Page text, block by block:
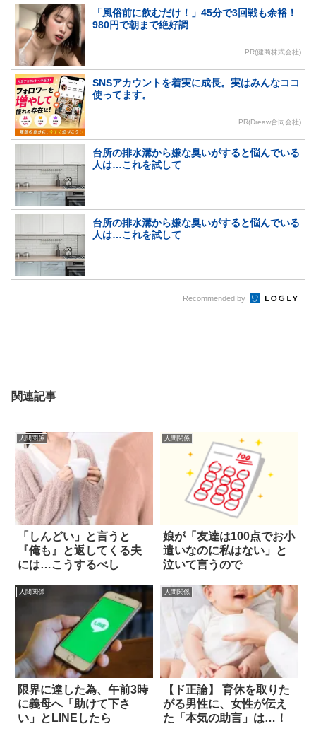
「風俗前に飲むだけ！」45分で3回戦も余裕！
980円で朝まで絶好調
PR(健商株式会社)
SNSアカウントを着実に成長。実はみんなココ
使ってます。
PR(Dreaw合同会社)
台所の排水溝から嫌な臭いがすると悩んでいる
人は…これを試して
台所の排水溝から嫌な臭いがすると悩んでいる
人は…これを試して
Recommended by
関連記事
人間関係
「しんどい」と言うと
『俺も』と返してくる夫
には…こうするべし
人間関係
娘が「友達は100点でお小
遣いなのに私はない」と
泣いて言うので
人間関係
限界に達した為、午前3時
に義母へ「助けて下さ
い」とLINEしたら
人間関係
【ド正論】 育休を取りた
がる男性に、女性が伝え
た「本気の助言」は…！